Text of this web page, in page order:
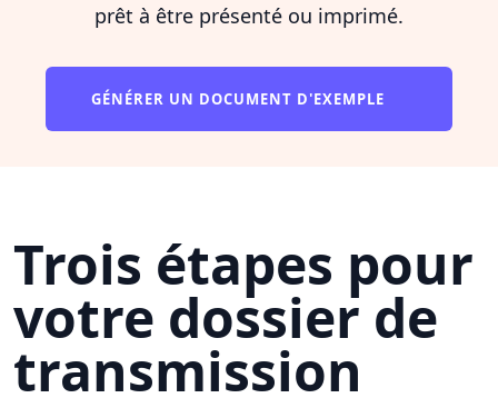
prêt à être présenté ou imprimé.
GÉNÉRER UN DOCUMENT D'EXEMPLE
Trois étapes pour
votre dossier de
transmission